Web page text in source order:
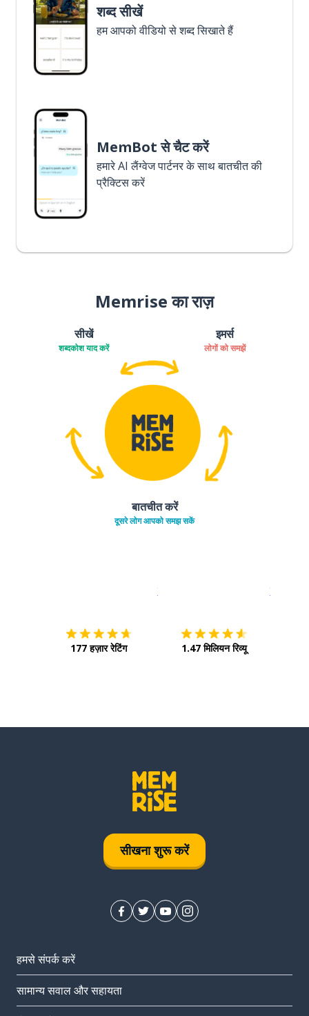
शब्द सीखें
हम आपको वीडियो से शब्द सिखाते हैं
MemBot से चैट करें
हमारे AI लैंग्वेज पार्टनर के साथ बातचीत की
प्रैक्टिस करें
Memrise का राज़
सीखें
शब्दकोश याद करें
इमर्स
लोगों को समझें
बातचीत करें
दूसरे लोग आपको समझ सकें
इस पर डाउनलोड करें ऐप स्टोर
177 हज़ार रेटिंग
इसे चालू
1.47 मिलियन रिव्यू
सीखना शुरू करें
हमसे संपर्क करें
सामान्य सवाल और सहायता